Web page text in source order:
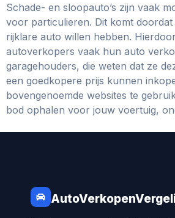
Schade- en sloopauto’s zijn vaak
voor particulieren. Dit komt
rijklare auto willen hebben.
autoverkopers vaak hun auto
garagehouders, die weten dat ze
een goedkopere prijs kunnen
bovengenoemde websites te
bod ophalen voor jouw voertuig,